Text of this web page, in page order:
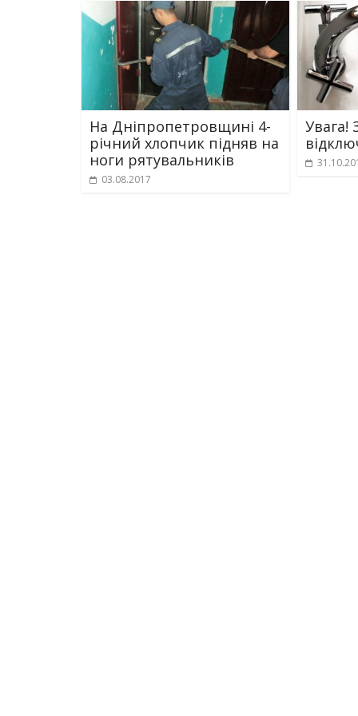
На Дніпропетровщині 4-
річний хлопчик підняв на
ноги рятувальників
03.08.2017
Увага!